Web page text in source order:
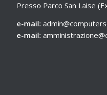
Presso Parco San Laise
e-mail:
e-mail: